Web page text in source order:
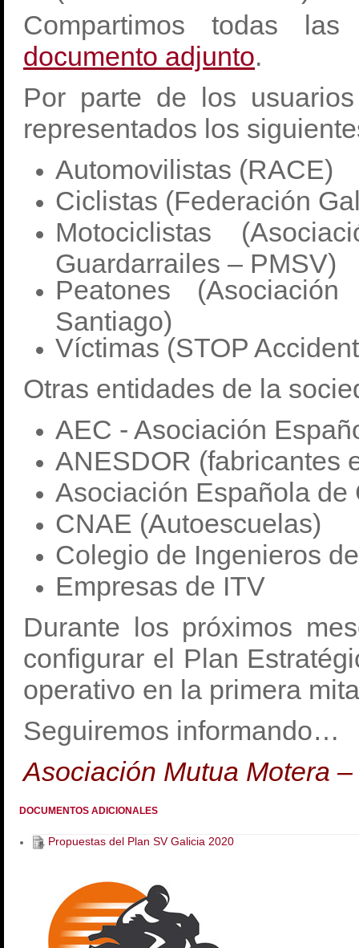
Compartimos todas
documento adjunto.
Por parte de los
representados los
Automovilistas (RACE)
Ciclistas (Federación
Motociclistas
Guardarrailes – PMSV)
Peatones
Santiago)
Víctimas (STOP
Otras entidades de la
AEC - Asociación
ANESDOR (fabricantes
Asociación Española de
CNAE (Autoescuelas)
Colegio de Ingenieros
Empresas de ITV
Durante los próximos
configurar el Plan
operativo en la primera
Seguiremos informando…
Asociación Mutua Motera
DOCUMENTOS ADICIONALES
Propuestas del Plan SV Galicia 2020